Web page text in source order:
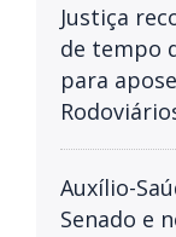
Justiça
de tempo
para
Auxílio-
Senado e